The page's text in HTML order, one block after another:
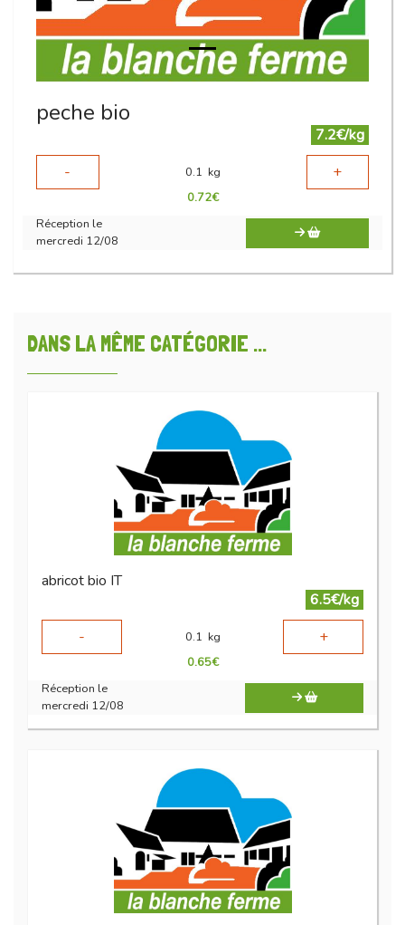
peche bio
7.2€/kg
-
0.1 kg +
0.72€
Réception le
mercredi 12/08
DANS LA MÊME CATÉGORIE ...
abricot bio IT
6.5€/kg
-
0.1 kg +
0.65€
Réception le
mercredi 12/08